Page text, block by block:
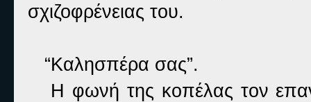
σχιζοφρένειας του.
“Καλησπέρα σας”.
H φωνή της κοπέλας τον